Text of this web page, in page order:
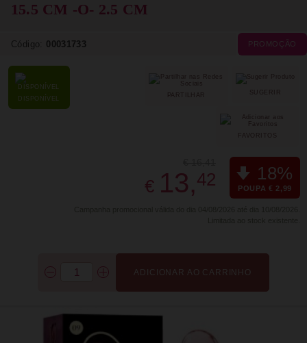
15.5 CM -O- 2.5 CM
Código: 00031733 PROMOÇÃO
DISPONÍVEL
SUGERIR
FAVORITOS
€ 13,42 18%
POUPA € 2,99
ADICIONAR AO CARRINHO